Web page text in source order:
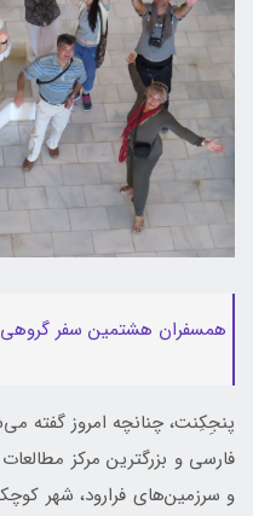
همسفران هشتمین سفر گروهی
پنجِکِنت، چنانچه امروز گفته
فارسی و بزرگترین مرکز
و سرزمین‌های فرارود، شهر